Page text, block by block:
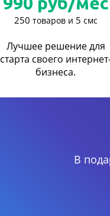
250 товаров и 5 смс
Лучшее решение для
старта своего
бизнеса.
В